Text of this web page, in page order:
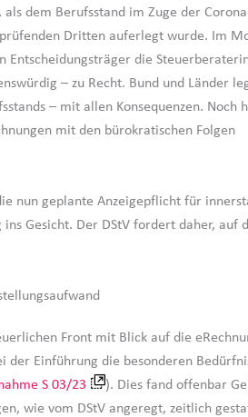
dem Berufsstand im Zuge der
Dritten auferlegt wurde. Im
Entscheidungsträger die
– zu Recht. Bund und Länder
– mit allen Konsequenzen. Noch
mit den bürokratischen Folgen
nun geplante Anzeigepflicht für
Gesicht. Der DStV fordert daher, auf
Front mit Blick auf die
Einführung die besonderen
S 03/23
). Dies fand offenbar
wie vom DStV angeregt, zeitlich